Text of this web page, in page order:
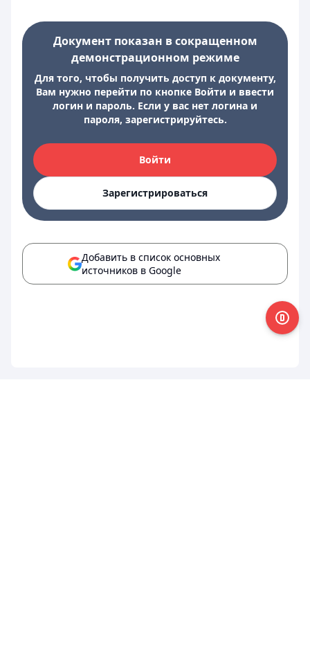
Документ показан в сокращенном
демонстрационном режиме
Для того, чтобы получить доступ к документу,
Вам нужно перейти по кнопке Войти и ввести
логин и пароль. Если у вас нет логина и
пароля, зарегистрируйтесь.
Войти
Зарегистрироваться
Добавить в список основных
источников в Google